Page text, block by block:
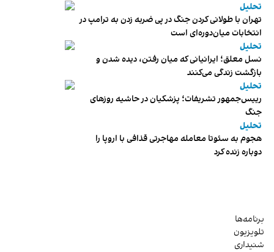
تحلیل
تهران با طولانی کردن جنگ در پی ضربه زدن به ترامپ در
انتخابات میان‌دوره‌ای است
تحلیل
نسل معلق؛ ایرانیانی که میان رفتن، دیده شدن و
بازگشت زندگی می‌کنند
تحلیل
رییس‌جمهور تشریفات؛ پزشکیان در حاشیه روزهای
جنگ
تحلیل
هجوم به سئوتا معامله مهاجرتی قذافی با اروپا را
دوباره زنده کرد
برنامه‌ها
تلویزیون
شنیداری